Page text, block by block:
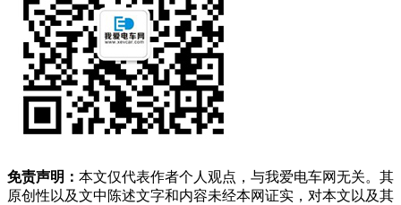
免责声明： 本文仅代表作者个人观点，与我爱电车网无关。其
原创性以及文中陈述文字和内容未经本网证实，对本文以及其